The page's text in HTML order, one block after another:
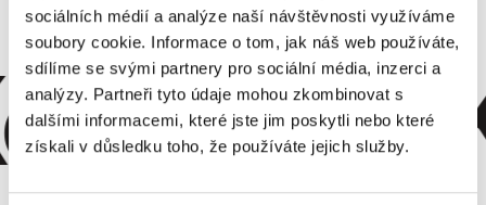
sociálních médií a analýze naší návštěvnosti využíváme
soubory cookie. Informace o tom, jak náš web používáte,
sdílíme se svými partnery pro sociální média, inzerci a
analýzy. Partneři tyto údaje mohou zkombinovat s
dalšími informacemi, které jste jim poskytli nebo které
získali v důsledku toho, že používáte jejich služby.